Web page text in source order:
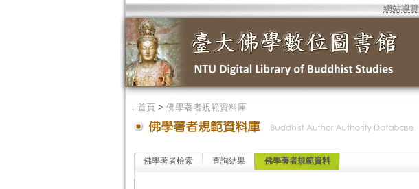
網站導覽
． 首頁> 佛學著者規範資料庫
佛學著者檢索 查詢結果 佛學著者規範資料